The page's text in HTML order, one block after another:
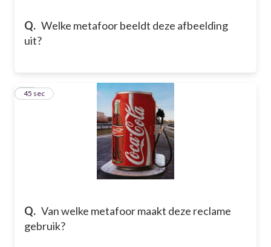
Q. Welke metafoor beeldt deze afbeelding
uit?
Q. Van welke metafoor maakt deze reclame
gebruik?
22
45 sec